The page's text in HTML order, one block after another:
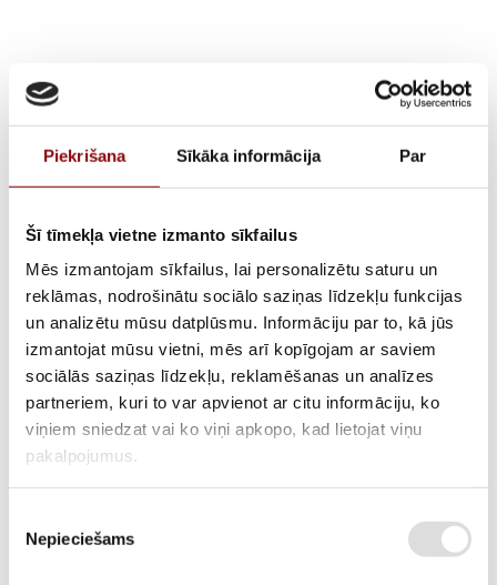
Piekrišana Sīkāka informācija Par
Šī tīmekļa vietne izmanto sīkfailus
Mēs izmantojam sīkfailus, lai personalizētu saturu un
reklāmas, nodrošinātu sociālo saziņas līdzekļu funkcijas
un analizētu mūsu datplūsmu. Informāciju par to, kā jūs
izmantojat mūsu vietni, mēs arī kopīgojam ar saviem
sociālās saziņas līdzekļu, reklamēšanas un analīzes
partneriem, kuri to var apvienot ar citu informāciju, ko
viņiem sniedzat vai ko viņi apkopo, kad lietojat viņu
pakalpojumus.
izvēle
Nepieciešams
Cellpower CPC 9-12 12V
9Ah
€25,28
Incl. VAT
AVAILABILITY
SKU 15130912
MANUFACTURER CODE
DELIVERY TIME IF THE PRODUCT
IS NOT IN STOCK IN RIGA
2-3 weeks
DESCRIPTION
The batteries manufactured by Cellpower are maintenance-free sealed
lead-acid batteries with immobilized electrolyte. They can be placed
horizontally (on their sides) for operation.